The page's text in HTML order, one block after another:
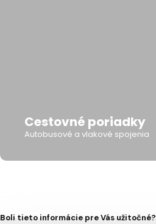
Cestovné poriadky
Autobusové a vlakové spojenia
Boli tieto informácie pre Vás užitočné?